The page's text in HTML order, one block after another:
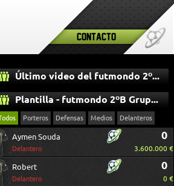
Contacto
Último video del futmondo 2ºB Grupo IV
Plantilla - futmondo 2ºB Grupo IV
Porteros Defensas Medios Delanteros
Aymen Souda
Delantero
0
3.600.000 €
Robert
Delantero
0
0 €